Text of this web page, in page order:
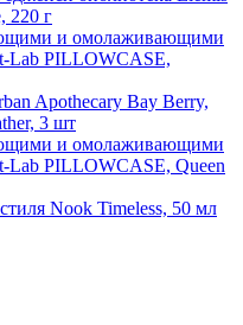
220 г
и омолаживающими
Lab PILLOWCASE,
Apothecary Bay Berry,
3 шт
и омолаживающими
Lab PILLOWCASE, Queen
Nook Timeless, 50 мл